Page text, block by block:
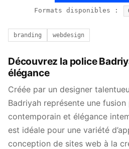
Formats disponibles :
branding webdesign
Découvrez la police
élégance
Créée par un designer
Badriyah représente une
contemporain et élégance
est idéale pour une variété
conception de sites web à la